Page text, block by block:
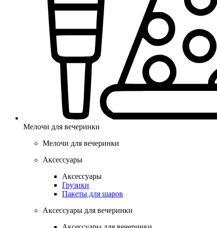
Мелочи для вечеринки
Мелочи для вечеринки
Аксессуары
Аксессуары
Грузики
Пакеты для шаров
Аксессуары для вечеринки